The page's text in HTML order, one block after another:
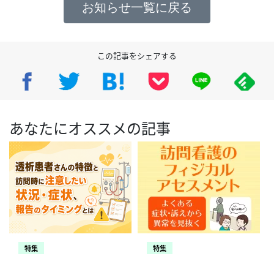
お知らせ一覧に戻る
この記事をシェアする
あなたにオススメの記事
特集 特集